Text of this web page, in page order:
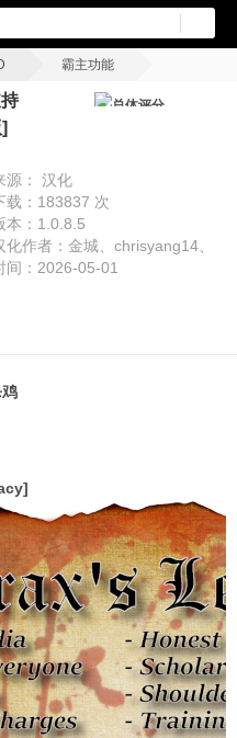
霸主功能
版] 总体评分
源： 汉化
载：183837 次
本：1.0.8.5
化作者：金城、chrisyang14、
杀鸡
间：2026-05-01